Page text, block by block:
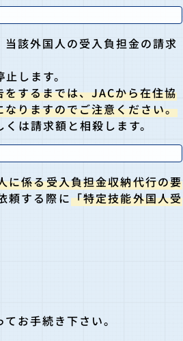
該外国人の受入負担金の請求
します。
するまでは、JACから在住協
りますのでご注意ください。
は請求額と相殺します。
に係る受入負担金収納代行の要
頼する際に「特定技能外国人受
お手続き下さい。